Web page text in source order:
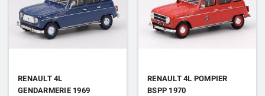
RENAULT 4L
GENDARMERIE 1969
RENAULT 4L POMPIER
BSPP 1970